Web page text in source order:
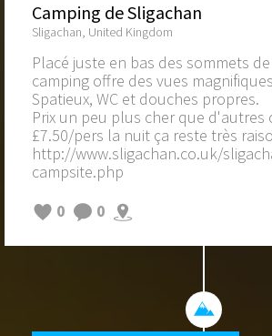
Camping de Sligachan
Sligachan, United Kingdom
Placé juste en bas des sommets
camping offre des vues
Spatieux, WC et douches propres.
Prix un peu plus cher que d'autres
£7.50/pers la nuit ça reste très
http://www.sligachan.co.uk/
campsite.php
0
0